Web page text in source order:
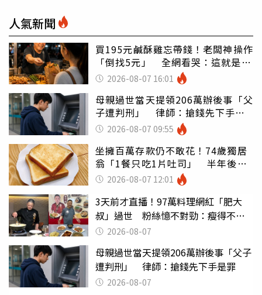
人氣新聞
買195元鹹酥雞忘帶錢！老闆神操作
「倒找5元」 全網看哭：這就是台
灣 2026-08-07 16:01
母親過世當天提領206萬辦後事「父
子遭判刑」 律師：搶錢先下手是
罪 2026-08-07 09:55
坐擁百萬存款仍不敢花！74歲獨居
翁「1餐只吃1片吐司」 半年後暴
瘦嚇壞女兒
2026-08-07 12:01
3天前才直播！97萬料理網紅「肥大
叔」過世 粉絲憶不對勁：瘦得不合
理 2026-08-07
母親過世當天提領206萬辦後事「父子
遭判刑」 律師：搶錢先下手是罪
2026-08-07